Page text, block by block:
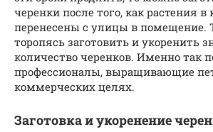
черенки после того, как растения
перенесены с улицы в помещение.
торопясь заготовить и укоренить
количество черенков. Именно так
профессионалы, выращивающие
коммерческих целях.
Заготовка и укоренение